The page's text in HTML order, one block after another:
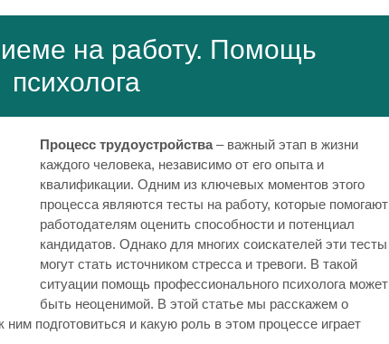
на работу. Помощь
психолога
Процесс трудоустройства– важный этап в жизни
каждого человека, независимо от его опыта и
квалификации. Одним из ключевых моментов этого
процесса являются тесты на работу, которые помогают
работодателям оценить способности и потенциал
кандидатов. Однако для многих соискателей эти тесты
могут стать источником стресса и тревоги. В такой
ситуации помощь профессионального психолога может
быть неоценимой. В этой статье мы расскажем о
ним подготовиться и какую роль в этом процессе играет